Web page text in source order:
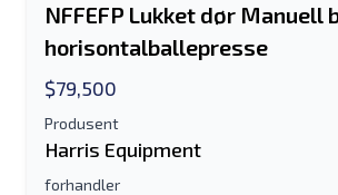
NFFEFP Lukket dør Manuell
horisontalballepresse
$79,500
Produsent
Harris Equipment
forhandler
Send til en venn